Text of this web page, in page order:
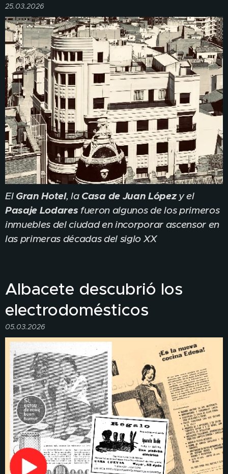
25.03.2026
El Gran Hotel, la Casa de Juan Lópezy el
Pasaje Lodares fueron algunos de los primeros
inmuebles del ciudad en incorporar ascensor en
las primeras décadas del siglo XX
Albacete descubrió los
electrodomésticos
05.03.2026